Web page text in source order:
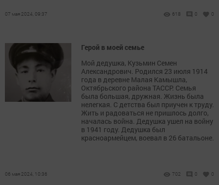
07 мая 2024, 09:37 618 0 0
Герой в моей семье
Мой дедушка, Кузьмин Семен
Александрович. Родился 23 июля 1914
года в деревне Малая Камышла,
Октябрьского района ТАССР. Семья
была большая, дружная. Жизнь была
нелегкая. С детства был приучен к труду.
Жить и радоваться не пришлось долго,
началась война. Дедушка ушел на войну
в 1941 году. Дедушка был
красноармейцем, воевал в 26 батальоне.
06 мая 2024, 10:36 702 0 0